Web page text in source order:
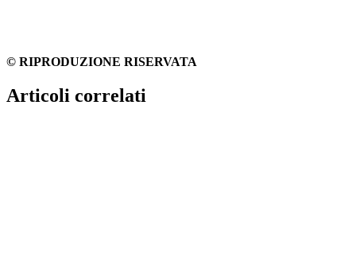
© RIPRODUZIONE RISERVATA
Articoli correlati